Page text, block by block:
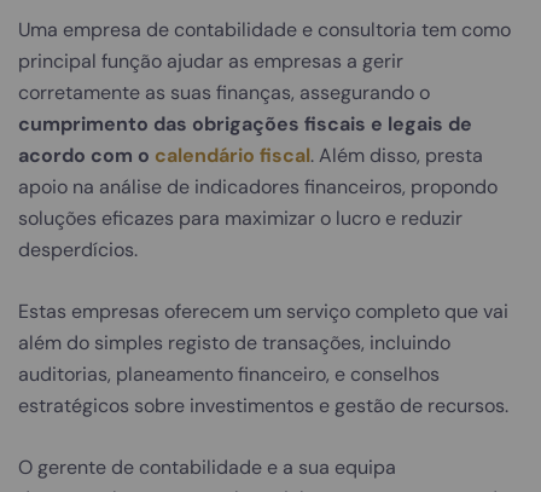
Uma empresa de contabilidade e consultoria tem como
principal função ajudar as empresas a gerir
corretamente as suas finanças, assegurando o
cumprimento das obrigações fiscais e legais de
acordo com o calendário fiscal. Além disso, presta
apoio na análise de indicadores financeiros, propondo
soluções eficazes para maximizar o lucro e reduzir
desperdícios.
Estas empresas oferecem um serviço completo que vai
além do simples registo de transações, incluindo
auditorias, planeamento financeiro, e conselhos
estratégicos sobre investimentos e gestão de recursos.
O gerente de contabilidade e a sua equipa